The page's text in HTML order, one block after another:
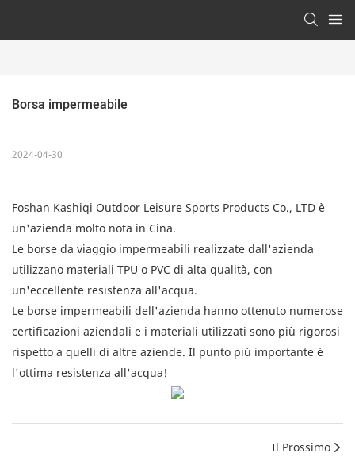
Borsa impermeabile
2024-04-30
Foshan Kashiqi Outdoor Leisure Sports Products Co., LTD è
un'azienda molto nota in Cina.
Le borse da viaggio impermeabili realizzate dall'azienda
utilizzano materiali TPU o PVC di alta qualità, con
un'eccellente resistenza all'acqua.
Le borse impermeabili dell'azienda hanno ottenuto numerose
certificazioni aziendali e i materiali utilizzati sono più rigorosi
rispetto a quelli di altre aziende. Il punto più importante è
l'ottima resistenza all'acqua!
Il Prossimo